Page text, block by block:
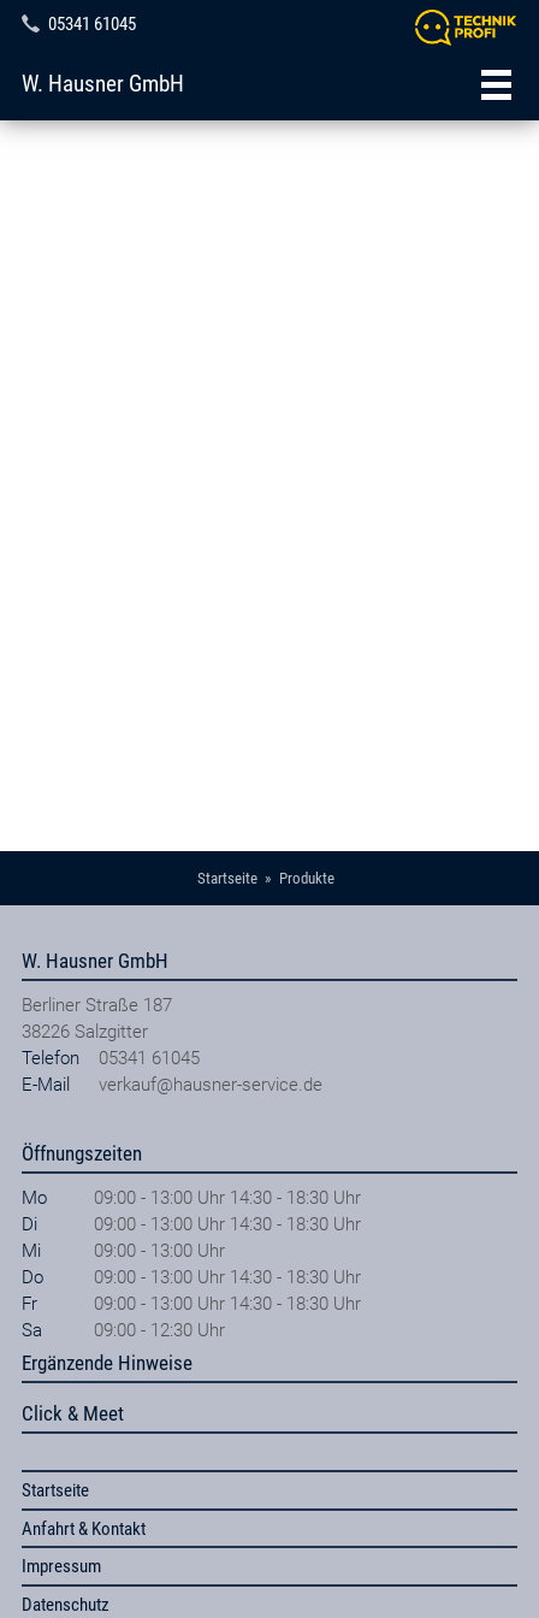
05341 61045
W. Hausner GmbH
Startseite Produkte
W. Hausner GmbH
Berliner Straße 187
38226 Salzgitter
Telefon
05341 61045
E-Mail
verkauf@hausner-service.de
Öffnungszeiten
Mo
09:00 - 13:00 Uhr 14:30 - 18:30 Uhr
Di
09:00 - 13:00 Uhr 14:30 - 18:30 Uhr
Mi
09:00 - 13:00 Uhr
Do
09:00 - 13:00 Uhr 14:30 - 18:30 Uhr
Fr
09:00 - 13:00 Uhr 14:30 - 18:30 Uhr
Sa
09:00 - 12:30 Uhr
Ergänzende Hinweise
Click & Meet
Startseite
Anfahrt & Kontakt
Impressum
Datenschutz